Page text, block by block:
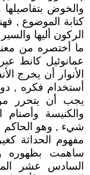
والخوض
كتابة الموضوع ,
الركون أليها
ما أختصره من
عمانوئيل كانط
الأنوار أن يخرج
أستخدام فكره ,
يجب أن يتحرر
والكنيسة
شيء , وهو
مفهوم الحداثة
ساهمت بظهوره
السادس عشر